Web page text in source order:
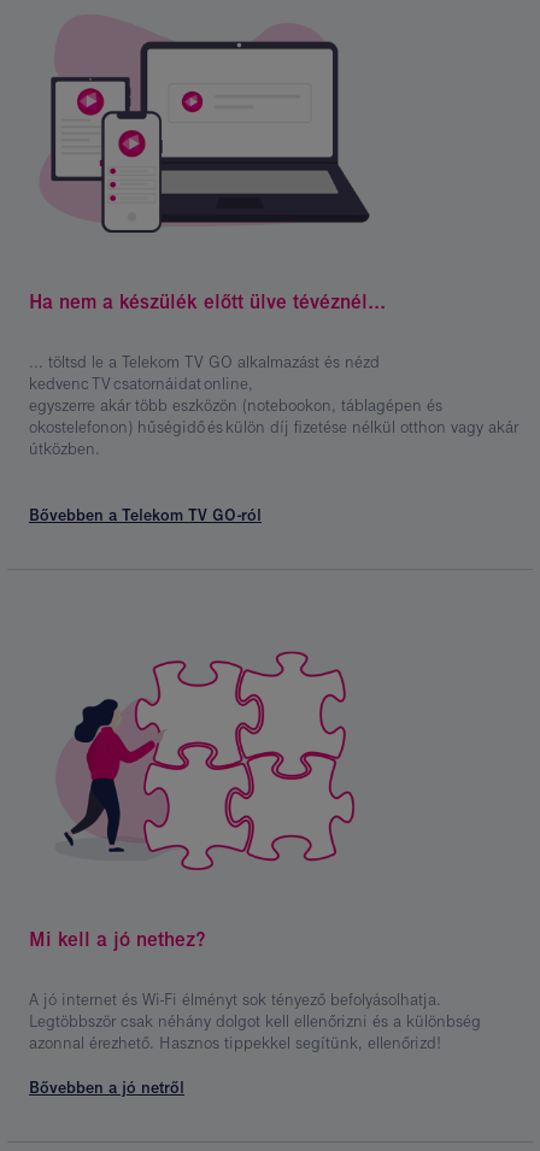
leírása:
Ha nem a készülék előtt ülve tévéznél...
... töltsd le a Telekom TV GO alkalmazást és nézd
kedvenc TV csatornáidat online,
egyszerre akár több eszközön (notebookon, táblagépen és
okostelefonon) hűségidő és külön díj fizetése nélkül otthon vagy akár
útközben.
Bővebben a Telekom TV GO-ról
leírása:
Mi kell a jó nethez?
A jó internet és Wi-Fi élményt sok tényező befolyásolhatja.
Legtöbbször csak néhány dolgot kell ellenőrizni és a különbség
azonnal érezhető. Hasznos tippekkel segítünk, ellenőrizd!
Bővebben a jó netről